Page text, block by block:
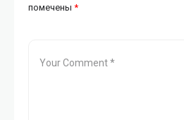
помечены *